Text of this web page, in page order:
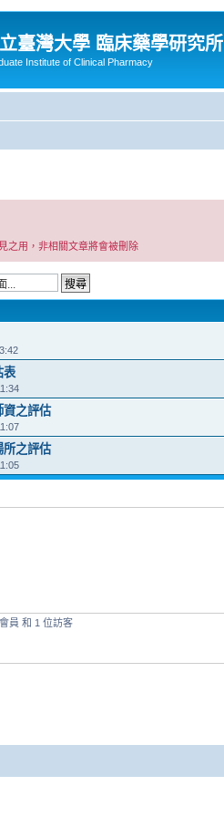
臺灣大學 臨床藥學研究所
Institute of Clinical Pharmacy
之用，非相關文章將會被刪除
表
資之評估
所之評估
員 和 1 位訪客